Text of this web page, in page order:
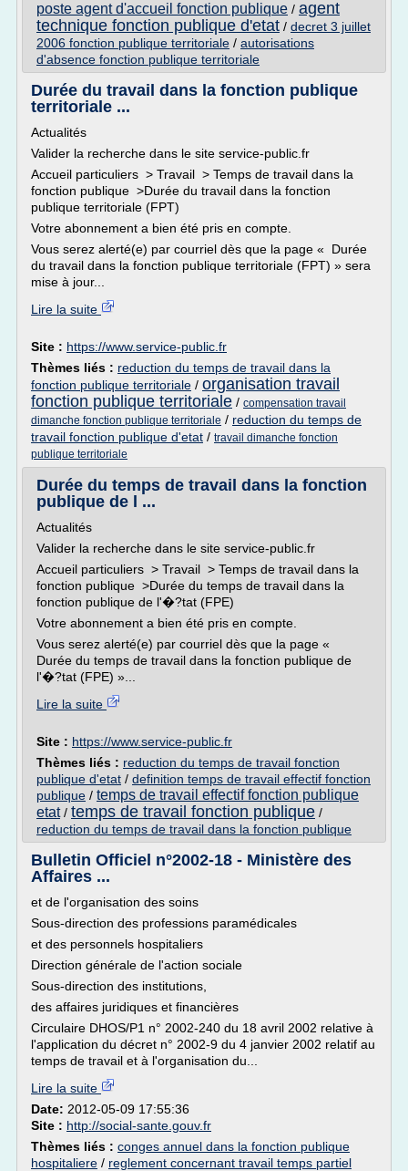
poste agent d'accueil fonction publique / agent
technique fonction publique d'etat / decret 3 juillet
2006 fonction publique territoriale / autorisations
d'absence fonction publique territoriale
Durée du travail dans la fonction publique
territoriale ...
Actualités
Valider la recherche dans le site service-public.fr
Accueil particuliers > Travail > Temps de travail dans la
fonction publique >Durée du travail dans la fonction
publique territoriale (FPT)
Votre abonnement a bien été pris en compte.
Vous serez alerté(e) par courriel dès que la page « Durée
du travail dans la fonction publique territoriale (FPT) » sera
mise à jour...
Lire la suite
Site : https://www.service-public.fr
Thèmes liés : reduction du temps de travail dans la
fonction publique territoriale / organisation travail
fonction publique territoriale / compensation travail
dimanche fonction publique territoriale / reduction du temps de
travail fonction publique d'etat / travail dimanche fonction
publique territoriale
Durée du temps de travail dans la fonction
publique de l ...
Actualités
Valider la recherche dans le site service-public.fr
Accueil particuliers > Travail > Temps de travail dans la
fonction publique >Durée du temps de travail dans la
fonction publique de l'�?tat (FPE)
Votre abonnement a bien été pris en compte.
Vous serez alerté(e) par courriel dès que la page «
Durée du temps de travail dans la fonction publique de
l'�?tat (FPE) »...
Lire la suite
Site : https://www.service-public.fr
Thèmes liés : reduction du temps de travail fonction
publique d'etat / definition temps de travail effectif fonction
publique / temps de travail effectif fonction publique
etat/ temps de travail fonction publique /
reduction du temps de travail dans la fonction publique
Bulletin Officiel n°2002-18 - Ministère des
Affaires ...
et de l'organisation des soins
Sous-direction des professions paramédicales
et des personnels hospitaliers
Direction générale de l'action sociale
Sous-direction des institutions,
des affaires juridiques et financières
Circulaire DHOS/P1 n° 2002-240 du 18 avril 2002 relative à
l'application du décret n° 2002-9 du 4 janvier 2002 relatif au
temps de travail et à l'organisation du...
Lire la suite
Date: 2012-05-09 17:55:36
Site : http://social-sante.gouv.fr
Thèmes liés : conges annuel dans la fonction publique
hospitaliere / reglement concernant travail temps partiel